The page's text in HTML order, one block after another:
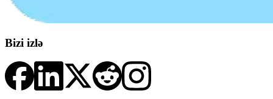
Bizi izlə